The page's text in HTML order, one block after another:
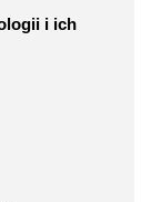
i ich